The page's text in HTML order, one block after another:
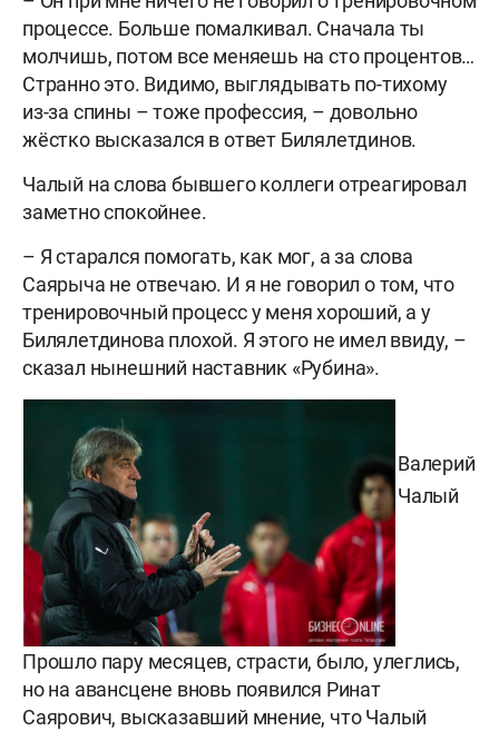
процессе. Больше помалкивал. Сначала ты
молчишь, потом все меняешь на сто процентов…
Странно это. Видимо, выглядывать по-тихому
из-за спины – тоже профессия, – довольно
жёстко высказался в ответ Билялетдинов.
Чалый на слова бывшего коллеги отреагировал
заметно спокойнее.
– Я старался помогать, как мог, а за слова
Саярыча не отвечаю. И я не говорил о том, что
тренировочный процесс у меня хороший, а у
Билялетдинова плохой. Я этого не имел ввиду, –
сказал нынешний наставник «Рубина».
Валерий
Чалый
Прошло пару месяцев, страсти, было, улеглись,
но на авансцене вновь появился Ринат
Саярович, высказавший мнение, что Чалый